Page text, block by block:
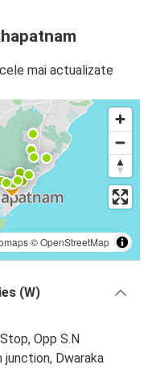
mai actualizate
©OpenStreetMap
(W)
Opp S.N
junction, Dwaraka